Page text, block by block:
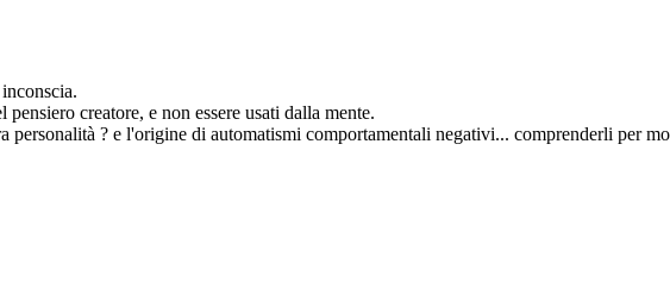
creatore, e non essere usati dalla mente.
personalità ? e l'origine di automatismi comportamentali negativi... comprenderli per